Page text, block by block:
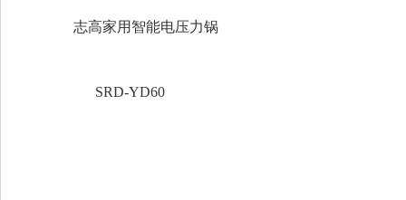
志高家用智能电压力锅
SRD-YD60